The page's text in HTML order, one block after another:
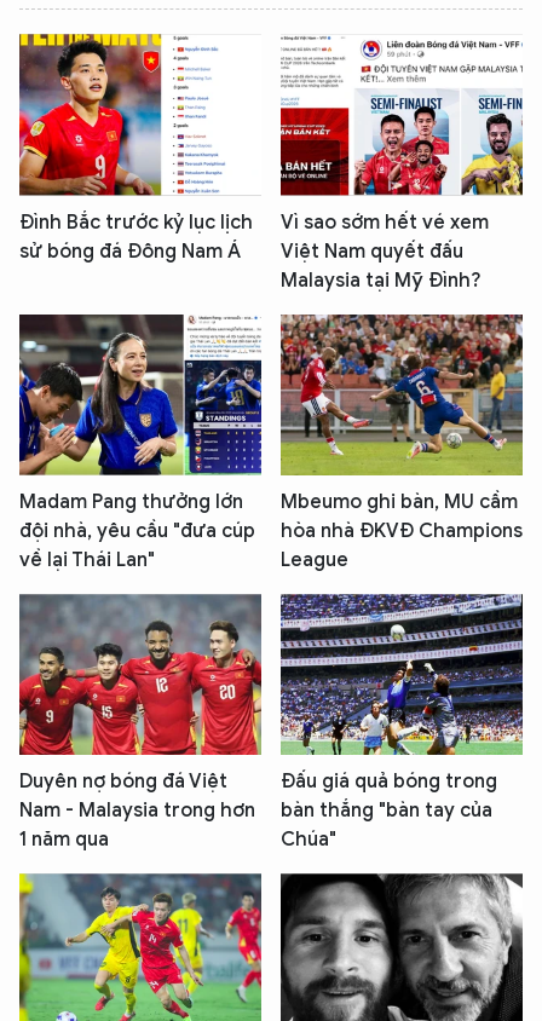
Đình Bắc trước kỷ lục lịch
sử bóng đá Đông Nam Á
Vì sao sớm hết vé xem
Việt Nam quyết đấu
Malaysia tại Mỹ Đình?
Madam Pang thưởng lớn
đội nhà, yêu cầu "đưa cúp
về lại Thái Lan"
Mbeumo ghi bàn, MU cầm
hòa nhà ĐKVĐ Champions
League
Duyên nợ bóng đá Việt
Nam - Malaysia trong hơn
1 năm qua
Đấu giá quả bóng trong
bàn thắng "bàn tay của
Chúa"